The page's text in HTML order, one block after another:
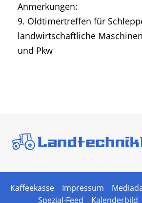
Anmerkungen:
9. Oldtimertreffen für
landwirtschaftliche
und Pkw
Kaffeekasse Impressum
Spezial-Feed
Kalenderbild